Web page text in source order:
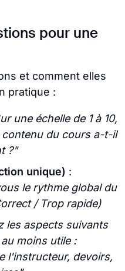
pour une
et comment elles
pratique :
une échelle de 1 à 10,
contenu du cours a-t-il
?"
unique) :
le rythme global du
/ Trop rapide)
les aspects suivants
moins utile :
l'instructeur, devoirs,